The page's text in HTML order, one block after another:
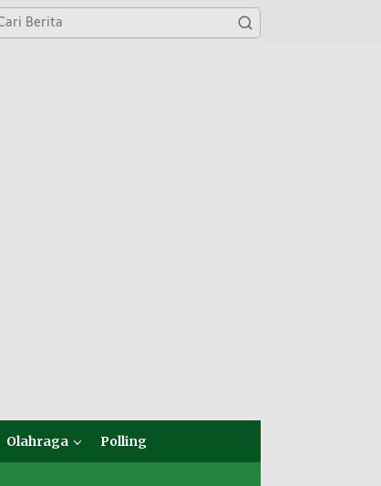
Olahraga Polling